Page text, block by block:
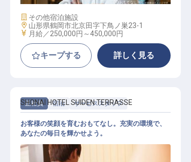
施設業態
その他宿泊施設
勤務地
山形県鶴岡市北京田字下鳥ノ巣23-1
給与
月給／250,000円～450,000円
キープする 詳しく見る
正社員 宿泊 サービススタッフ
SHONAI HOTEL SUIDEN TERRASSE
お客様の笑顔を育むおもてなし。充実の環境で、
あなたの毎日を輝かせよう。